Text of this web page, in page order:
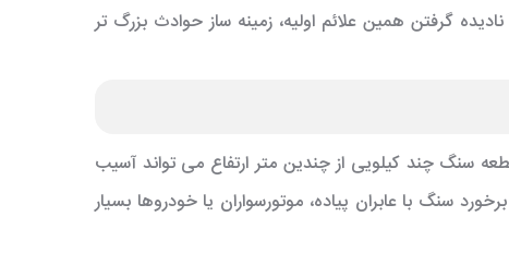
گرفتن همین علائم اولیه، زمینه ساز حوادث بزرگ تر
چند کیلویی از چندین متر ارتفاع می تواند آسیب
سنگ با عابران پیاده، موتورسواران یا خودروها بسیار